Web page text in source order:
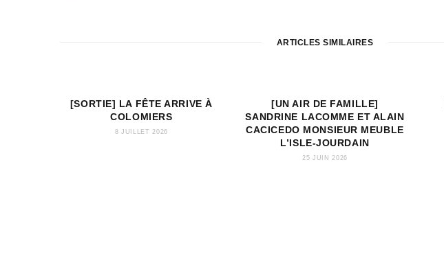
ARTICLES SIMILAIRES
[SORTIE] LA FÊTE ARRIVE À
COLOMIERS
8 JUILLET 2026
[UN AIR DE FAMILLE]
SANDRINE LACOMME ET ALAIN
CACICEDO MONSIEUR MEUBLE
L’ISLE-JOURDAIN
25 JUIN 2026